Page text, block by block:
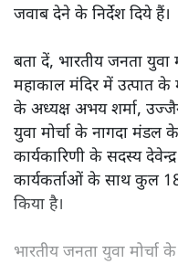
जवाब देने के निर्देश दिये हैं।
बता दें, भारतीय जनता युवा
महाकाल मंदिर में उत्पात
के अध्यक्ष अभय शर्मा,
युवा मोर्चा के नागदा मंडल
कार्यकारिणी के सदस्य
कार्यकर्ताओं के साथ कुल
किया है।
भारतीय जनता युवा मोर्चा